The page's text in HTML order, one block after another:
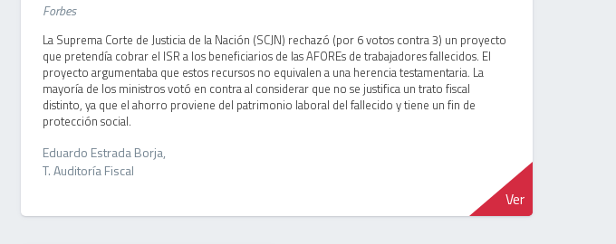
Forbes
La Suprema Corte de Justicia de la Nación (SCJN) rechazó (por 6 votos contra 3) un proyecto
que pretendía cobrar el ISR a los beneficiarios de las AFOREs de trabajadores fallecidos. El
proyecto argumentaba que estos recursos no equivalen a una herencia testamentaria. La
mayoría de los ministros votó en contra al considerar que no se justifica un trato fiscal
distinto, ya que el ahorro proviene del patrimonio laboral del fallecido y tiene un fin de
protección social.
Eduardo Estrada Borja,
T. Auditoría Fiscal
Ver